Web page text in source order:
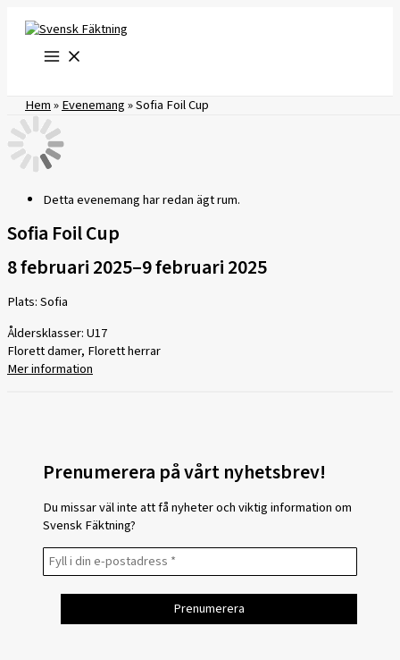
innehåll
Hem»Evenemang»Sofia Foil Cup
Detta evenemang har redan ägt rum.
Sofia Foil Cup
8 februari 2025–9 februari 2025
Plats: Sofia
Åldersklasser: U17
Florett damer, Florett herrar
Mer information
Prenumerera på vårt nyhetsbrev!
Du missar väl inte att få nyheter och viktig information om
Svensk Fäktning?